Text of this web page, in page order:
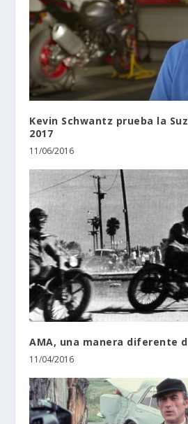
Kevin Schwantz prueba la
2017
11/06/2016
AMA, una manera diferente
11/04/2016